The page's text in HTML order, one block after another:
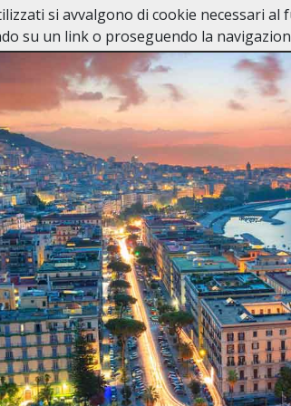
si avvalgono di cookie necessari
su un link o proseguendo la